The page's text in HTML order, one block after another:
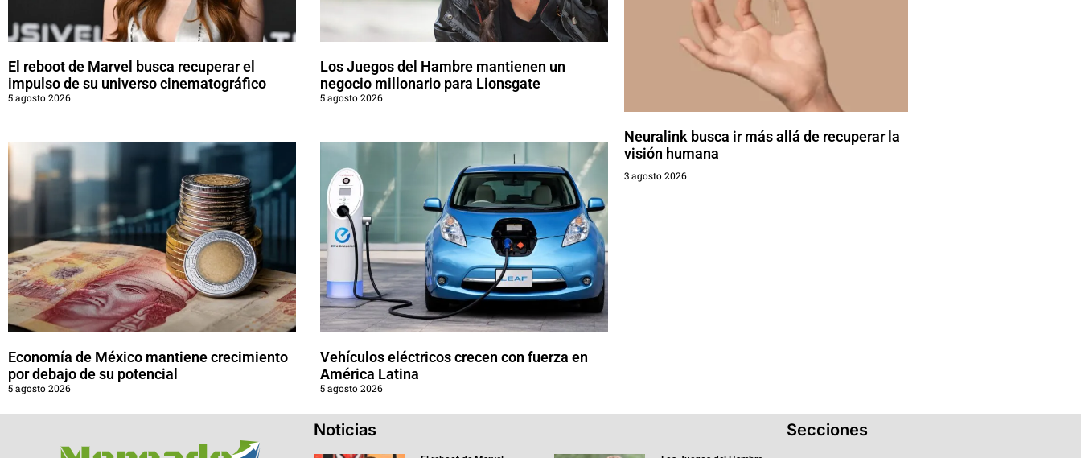
El reboot de Marvel busca recuperar el
impulso de su universo cinematográfico
5 agosto 2026
Los Juegos del Hambre mantienen un
negocio millonario para Lionsgate
5 agosto 2026
Economía de México mantiene crecimiento
por debajo de su potencial
5 agosto 2026
Vehículos eléctricos crecen con fuerza en
América Latina
5 agosto 2026
Neuralink busca ir más allá de recuperar la
visión humana
3 agosto 2026
Noticias Secciones